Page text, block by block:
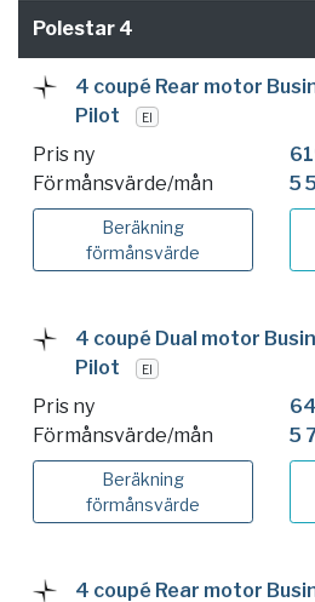
Polestar 4
4 coupé Rear motor
Pilot
El
Pris ny
Förmånsvärde/mån
5
Beräkning
förmånsvärde
4 coupé Dual motor
Pilot
El
Pris ny
Förmånsvärde/mån
5
Beräkning
förmånsvärde
4 coupé Rear motor